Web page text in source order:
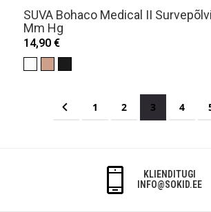
SUVA Bohaco Medical II
Mm Hg
14,90 €
PagePage
EelminePage
1 Page
2 You're
3 Page
4
KLIENDITUGI
INFO@SOKID.EE